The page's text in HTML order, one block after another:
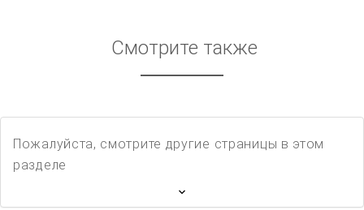
Смотрите также
Пожалуйста, смотрите другие страницы в этом
разделе